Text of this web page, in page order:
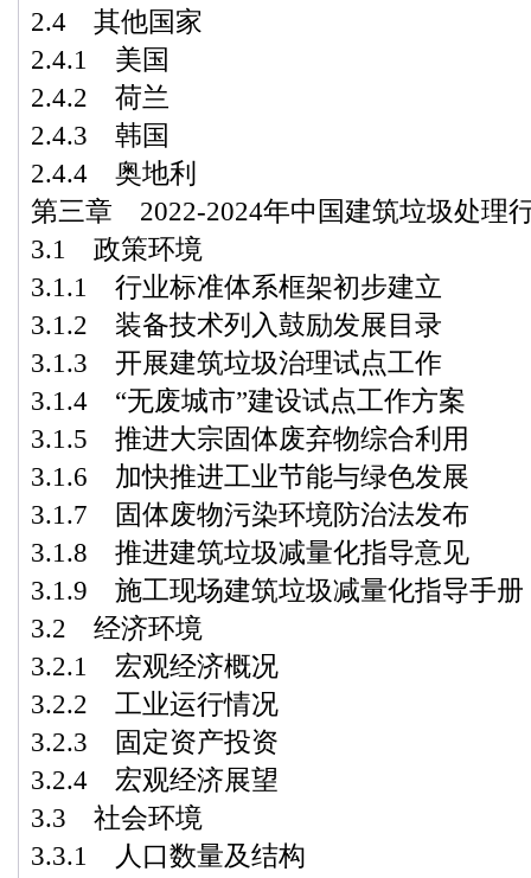
2.4 其他国家
2.4.1 美国
2.4.2 荷兰
2.4.3 韩国
2.4.4 奥地利
第三章 2022-2024年中国建筑垃圾处理
3.1 政策环境
3.1.1 行业标准体系框架初步建立
3.1.2 装备技术列入鼓励发展目录
3.1.3 开展建筑垃圾治理试点工作
3.1.4 “无废城市”建设试点工作方案
3.1.5 推进大宗固体废弃物综合利用
3.1.6 加快推进工业节能与绿色发展
3.1.7 固体废物污染环境防治法发布
3.1.8 推进建筑垃圾减量化指导意见
3.1.9 施工现场建筑垃圾减量化指导手册
3.2 经济环境
3.2.1 宏观经济概况
3.2.2 工业运行情况
3.2.3 固定资产投资
3.2.4 宏观经济展望
3.3 社会环境
3.3.1 人口数量及结构